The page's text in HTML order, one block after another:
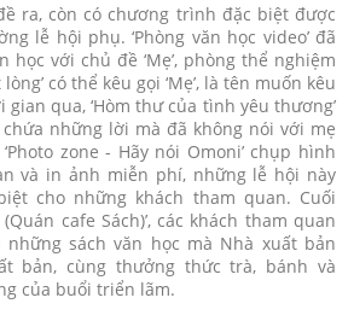
ra, còn có chương trình đặc biệt được
lễ hội phụ. ‘Phòng văn học video’ đã
học với chủ đề ‘Mẹ’, phòng thể nghiệm
có thể kêu gọi ‘Mẹ’, là tên muốn kêu
qua, ‘Hòm thư của tình yêu thương’
những lời mà đã không nói với mẹ
zone - Hãy nói Omoni’ chụp hình
và in ảnh miễn phí, những lễ hội này
cho những khách tham quan. Cuối
cafe Sách)’, các khách tham quan
sách văn học mà Nhà xuất bản
bản, cùng thưởng thức trà, bánh và
của buổi triển lãm.